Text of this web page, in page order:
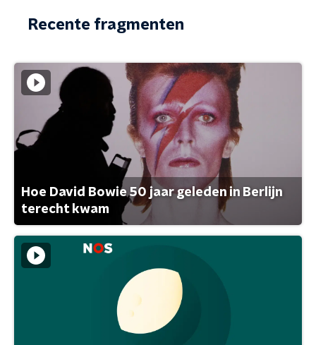
Recente fragmenten
Hoe David Bowie 50 jaar geleden in Berlijn
terecht kwam